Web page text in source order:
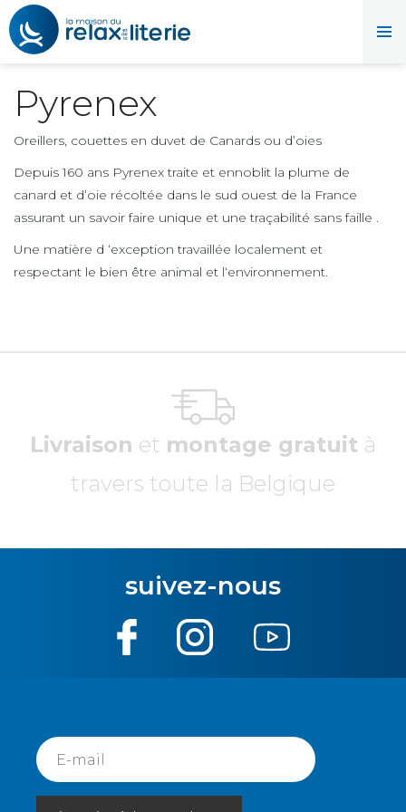
Pyrenex
Oreillers, couettes en duvet de Canards ou d’oies
Depuis 160 ans Pyrenex traite et ennoblit la plume de
canard et d’oie récoltée dans le sud ouest de la France
assurant un savoir faire unique et une traçabilité sans faille .
Une matière d ‘exception travaillée localement et
respectant le bien être animal et l‘environnement.
Livraison et montage gratuit à
travers toute la Belgique
suivez-nous